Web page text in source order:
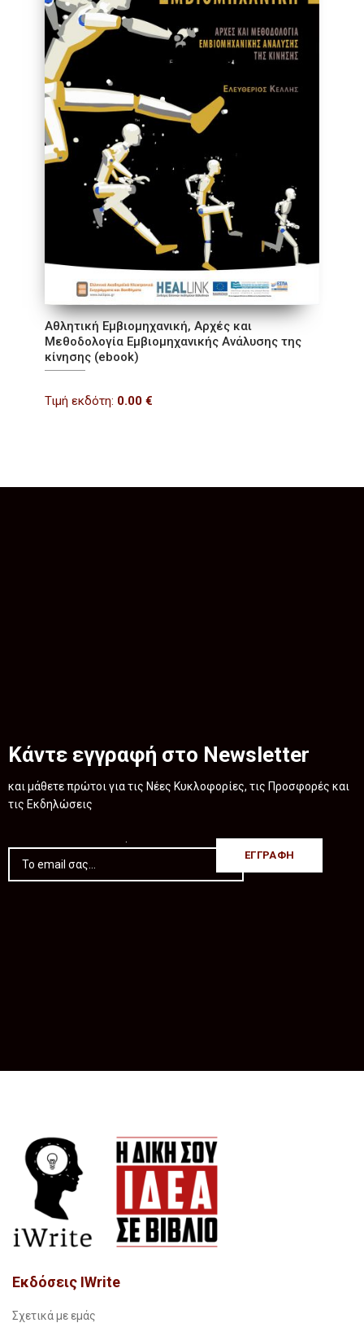
Αθλητική Εμβιομηχανική, Αρχές και
Μεθοδολογία Εμβιομηχανικής Ανάλυσης της
κίνησης (ebook)
Τιμή εκδότη: 0.00 €
Κάντε εγγραφή στο Newsletter
και μάθετε πρώτοι για τις Νέες Κυκλοφορίες, τις Προσφορές και
τις Εκδηλώσεις
.
Εκδόσεις IWrite
Σχετικά με εμάς